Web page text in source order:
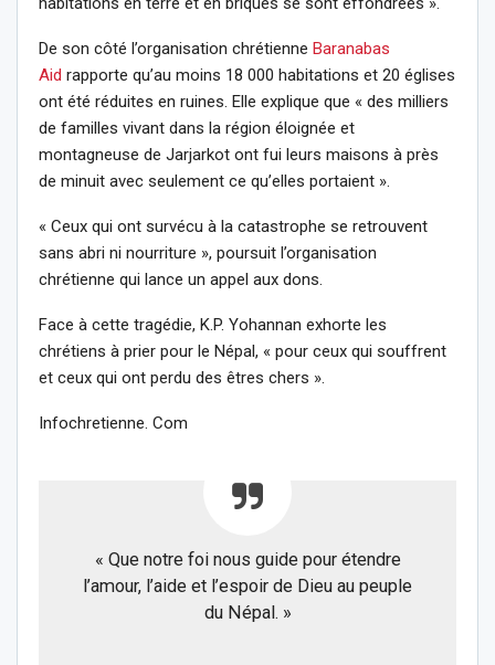
De son côté l’organisation chrétienne Baranabas
Aid rapporte qu’au moins 18 000 habitations et 20 églises
ont été réduites en ruines. Elle explique que « des milliers
de familles vivant dans la région éloignée et
montagneuse de Jarjarkot ont fui leurs maisons à près
de minuit avec seulement ce qu’elles portaient ».
« Ceux qui ont survécu à la catastrophe se retrouvent
sans abri ni nourriture », poursuit l’organisation
chrétienne qui lance un appel aux dons.
Face à cette tragédie, K.P. Yohannan exhorte les
chrétiens à prier pour le Népal, « pour ceux qui souffrent
et ceux qui ont perdu des êtres chers ».
Infochretienne. Com
« Que notre foi nous guide pour étendre
l’amour, l’aide et l’espoir de Dieu au peuple
du Népal. »